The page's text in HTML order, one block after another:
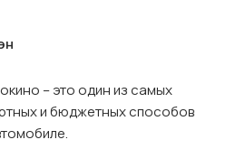
– это один из самых
и бюджетных способов